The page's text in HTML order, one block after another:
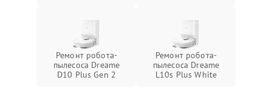
Ремонт робота-
пылесоса Dreame
D10 Plus Gen 2
Ремонт робота-
пылесоса Dreame
L10s Plus White